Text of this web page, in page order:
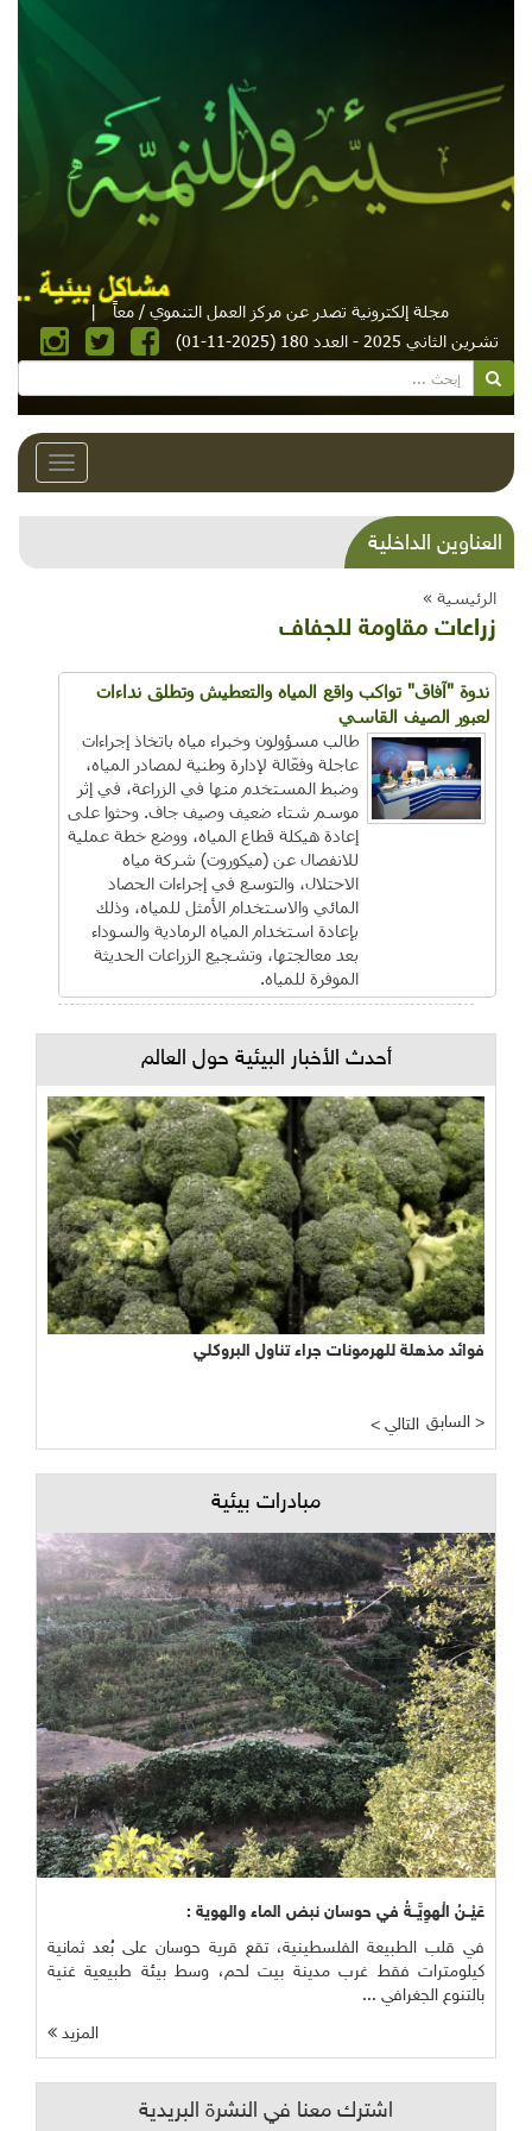
مجلة إلكترونية تصدر عن مركز العمل التنموي / معاً
|
تشرين الثاني 2025 - العدد 180 (2025-11-01)
Toggle
العناوين الداخليةشذرات بيئية وتنموية...بنية تحتية وحلويات قبيحة
وحاكورة ونوبل وزيتون و"سيباط"
الرئيسية »
زراعات مقاومة للجفاف
ندوة "آفاق" تواكب واقع المياه والتعطيش وتطلق نداءات
لعبور الصيف القاسي
طالب مسؤولون وخبراء مياه باتخاذ إجراءات
عاجلة وفعّالة لإدارة وطنية لمصادر المياه،
وضبط المستخدم منها في الزراعة، في إثر
موسم شتاء ضعيف وصيف جاف. وحثوا على
إعادة هيكلة قطاع المياه، ووضع خطة عملية
للانفصال عن (ميكوروت) شركة مياه
الاحتلال، والتوسع في إجراءات الحصاد
المائي والاستخدام الأمثل للمياه، وذلك
بإعادة استخدام المياه الرمادية والسوداء
بعد معالجتها، وتشجيع الزراعات الحديثة
الموفرة للمياه.
أحدث الأخبار البيئية حول العالم
فوائد مذهلة للهرمونات جراء تناول البروكلي
< التالي السابق >
مبادرات بيئية
عَيْــنُ الْهوِيَّــةُ في حوسان نبض الماء والهوية :
في قلب الطبيعة الفلسطينية، تقع قرية حوسان على بُعد ثمانية
كيلومترات فقط غرب مدينة بيت لحم، وسط بيئة طبيعية غنية
بالتنوع الجغرافي ...
المزيد
اشترك معنا في النشرة البريدية